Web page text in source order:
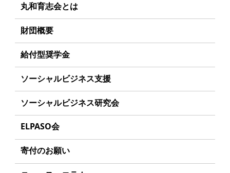
丸和育志会とは
理事長あいさつ
丸和育志会の目指す未来
学生のみなさんへ
起業を考えているみなさんへ
応援したいみなさんへ
財団概要
理念
組織
年間スケジュール
定款
個人情報保護方針
給付型奨学金
事業方針
給付型奨学金とは
ソーシャルビジネス支援
事業方針
募集要項
ソーシャルビジネスとは
ソーシャルビジネス研究会
研究会のねらい
研究会一覧
ELPASO会
ELPASO会とは
寄付のお願い